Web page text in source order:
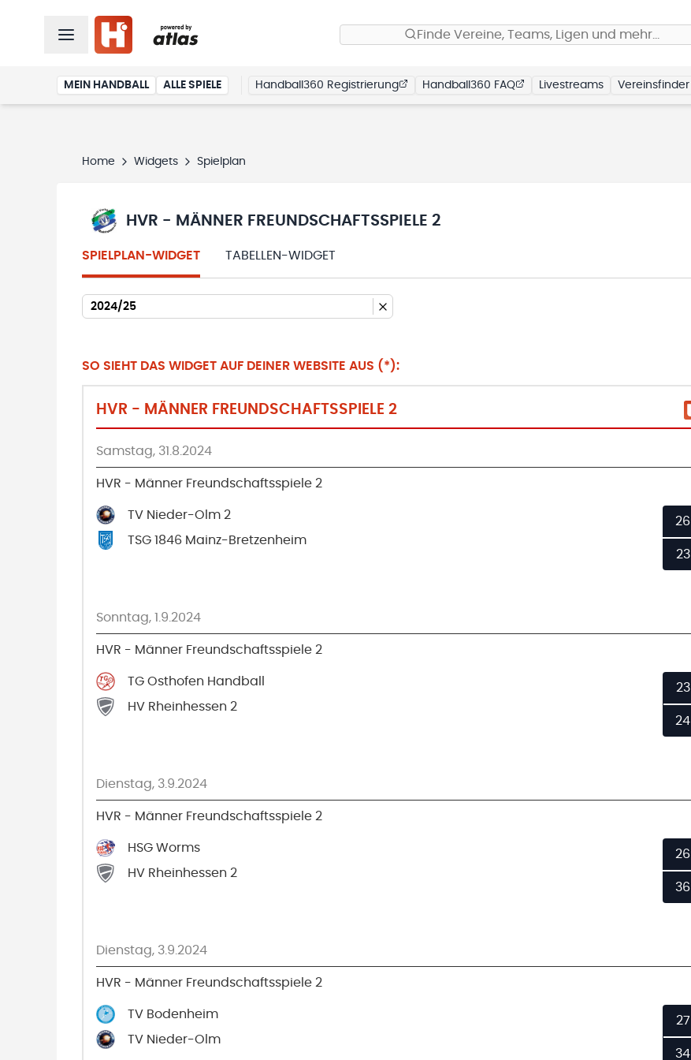
Finde Vereine, Teams, Ligen und mehr…
MEIN HANDBALL ALLE SPIELE Handball360 Registrierung Handball360 FAQ Livestreams Vereinsfinder
Home Widgets Spielplan
HVR - MÄNNER FREUNDSCHAFTSSPIELE 2
SPIELPLAN-WIDGET TABELLEN-WIDGET
2024/25
SO SIEHT DAS WIDGET AUF DEINER WEBSITE AUS (*):
HVR - MÄNNER FREUNDSCHAFTSSPIELE 2
Samstag, 31.8.2024
HVR - Männer Freundschaftsspiele 2
TV Nieder-Olm 2
TSG 1846 Mainz-Bretzenheim
26
23
Sonntag, 1.9.2024
HVR - Männer Freundschaftsspiele 2
TG Osthofen Handball
HV Rheinhessen 2
23
24
Dienstag, 3.9.2024
HVR - Männer Freundschaftsspiele 2
HSG Worms
HV Rheinhessen 2
26
36
Dienstag, 3.9.2024
HVR - Männer Freundschaftsspiele 2
TV Bodenheim
TV Nieder-Olm
27
34